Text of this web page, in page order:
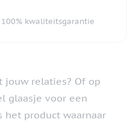
kwaliteitsgarantie
jouw relaties? Of op
glaasje voor een
het product waarnaar